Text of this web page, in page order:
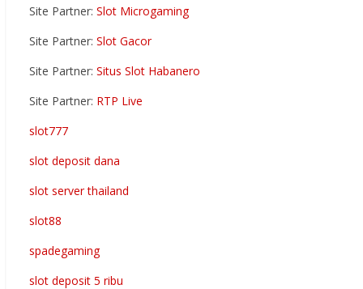
Site Partner: Slot Microgaming
Site Partner: Slot Gacor
Site Partner: Situs Slot Habanero
Site Partner: RTP Live
slot777
slot deposit dana
slot server thailand
slot88
spadegaming
slot deposit 5 ribu